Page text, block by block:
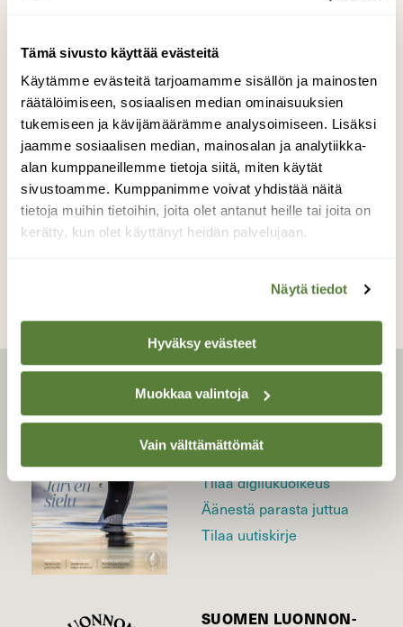
Tämä sivusto käyttää evästeitä
Käytämme evästeitä tarjoamamme sisällön ja mainosten
räätälöimiseen, sosiaalisen median ominaisuuksien
tukemiseen ja kävijämäärämme analysoimiseen. Lisäksi
jaamme sosiaalisen median, mainosalan ja analytiikka-
alan kumppaneillemme tietoja siitä, miten käytät
sivustoamme. Kumppanimme voivat yhdistää näitä
tietoja muihin tietoihin, joita olet antanut heille tai joita on
kerätty, kun olet käyttänyt heidän palvelujaan.
Näytä tiedot
Hyväksy evästeet
Muokkaa valintoja
Vain välttämättömät
KOLUMNIT
Vahtikoira: Sitä saa mitä tilaa
LEHTI
Uusin lehti
Tilaa Suomen Luonto
Tilaa digilukuoikeus
Äänestä parasta juttua
Tilaa uutiskirje
SUOMEN LUONNON­